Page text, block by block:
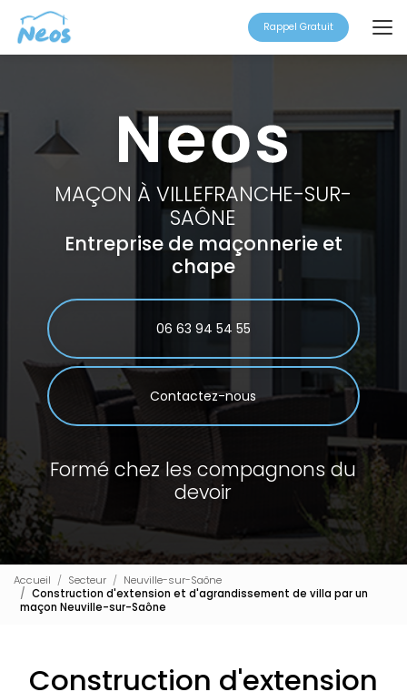
contenu
principal
Rappel Gratuit
MAÇON À VILLEFRANCHE-SUR-
SAÔNE
Entreprise de maçonnerie et
chape
06 63 94 54 55
Contactez-nous
Formé chez les compagnons du
devoir
Accueil Secteur
Neuville-sur-Saône
Construction d'extension et d'agrandissement de villa par un
maçon Neuville-sur-Saône
Construction d'extension